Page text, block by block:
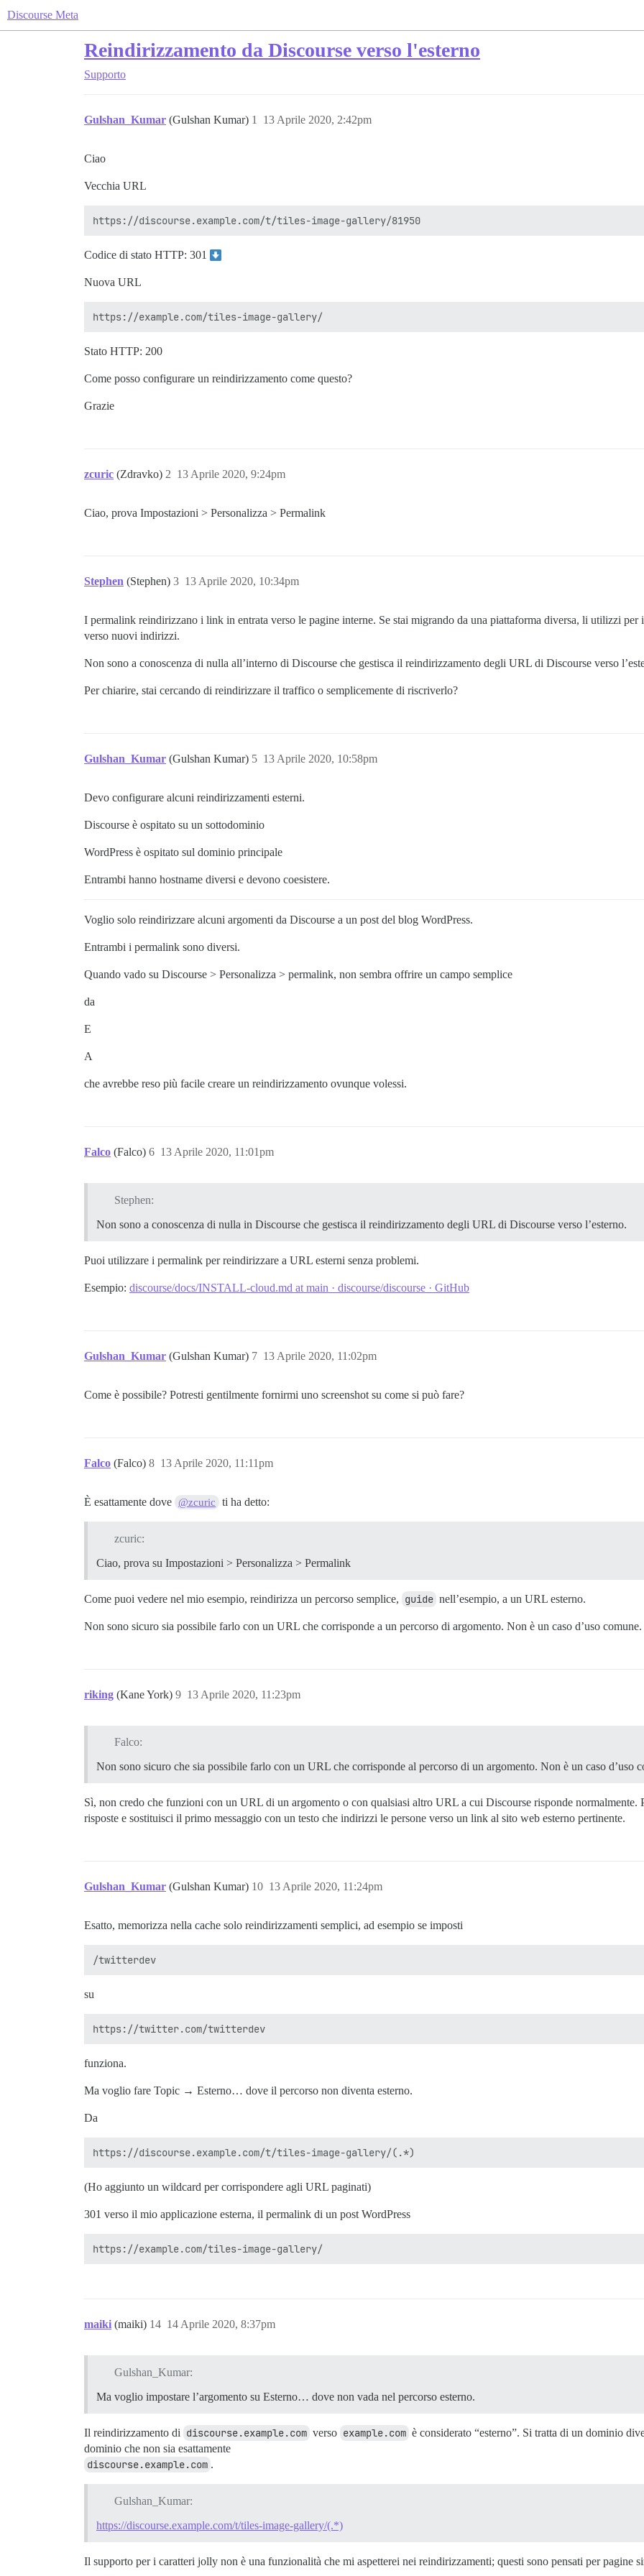
Discourse Meta
Reindirizzamento da Discourse verso l'esterno
Supporto
Gulshan_Kumar (Gulshan Kumar) 13 Aprile 2020, 2:42pm
1
Ciao
Vecchia URL
Codice di stato HTTP: 301
Nuova URL
Stato HTTP: 200
Come posso configurare un reindirizzamento come questo?
Grazie
zcuric (Zdravko) 13 Aprile 2020, 9:24pm
2
Ciao, prova Impostazioni > Personalizza > Permalink
Stephen (Stephen) 13 Aprile 2020, 10:34pm
3
I permalink reindirizzano i link in entrata verso le pagine interne. Se stai migrando da una piattaforma diversa, li utilizzi
verso nuovi indirizzi.
Non sono a conoscenza di nulla all’interno di Discourse che gestisca il reindirizzamento degli URL di Discourse verso
Per chiarire, stai cercando di reindirizzare il traffico o semplicemente di riscriverlo?
Gulshan_Kumar (Gulshan Kumar) 13 Aprile 2020, 10:58pm
5
Devo configurare alcuni reindirizzamenti esterni.
Discourse è ospitato su un sottodominio
WordPress è ospitato sul dominio principale
Entrambi hanno hostname diversi e devono coesistere.
Voglio solo reindirizzare alcuni argomenti da Discourse a un post del blog WordPress.
Entrambi i permalink sono diversi.
Quando vado su Discourse > Personalizza > permalink, non sembra offrire un campo semplice
da
E
A
che avrebbe reso più facile creare un reindirizzamento ovunque volessi.
Falco (Falco) 13 Aprile 2020, 11:01pm
6
Stephen:
Non sono a conoscenza di nulla in Discourse che gestisca il reindirizzamento degli URL di Discourse verso l’esterno.
Puoi utilizzare i permalink per reindirizzare a URL esterni senza problemi.
Esempio: discourse/docs/INSTALL-cloud.md at main · discourse/discourse · GitHub
Gulshan_Kumar (Gulshan Kumar) 13 Aprile 2020, 11:02pm
7
Come è possibile? Potresti gentilmente fornirmi uno screenshot su come si può fare?
Falco (Falco) 13 Aprile 2020, 11:11pm
8
È esattamente dove @zcuric ti ha detto:
zcuric:
Ciao, prova su Impostazioni > Personalizza > Permalink
Come puoi vedere nel mio esempio, reindirizza un percorso semplice, guide nell’esempio, a un URL esterno.
Non sono sicuro sia possibile farlo con un URL che corrisponde a un percorso di argomento. Non è un caso d’uso comune.
riking (Kane York) 13 Aprile 2020, 11:23pm
9
Falco:
Non sono sicuro che sia possibile farlo con un URL che corrisponde al percorso di un argomento. Non è un caso d’uso
Sì, non credo che funzioni con un URL di un argomento o con qualsiasi altro URL a cui Discourse risponde normalmente.
risposte e sostituisci il primo messaggio con un testo che indirizzi le persone verso un link al sito web esterno pertinente.
Gulshan_Kumar (Gulshan Kumar) 13 Aprile 2020, 11:24pm
10
Esatto, memorizza nella cache solo reindirizzamenti semplici, ad esempio se imposti
su
funziona.
Ma voglio fare Topic → Esterno… dove il percorso non diventa esterno.
Da
(Ho aggiunto un wildcard per corrispondere agli URL paginati)
301 verso il mio applicazione esterna, il permalink di un post WordPress
maiki (maiki) 14 Aprile 2020, 8:37pm
14
Gulshan_Kumar:
Ma voglio impostare l’argomento su Esterno… dove non vada nel percorso esterno.
Il reindirizzamento di discourse.example.com verso example.com è considerato “esterno”. Si tratta di un dominio
dominio che non sia esattamente
discourse.example.com .
Gulshan_Kumar:
https://discourse.example.com/t/tiles-image-gallery/(.*)
Il supporto per i caratteri jolly non è una funzionalità che mi aspetterei nei reindirizzamenti; questi sono pensati per pagine